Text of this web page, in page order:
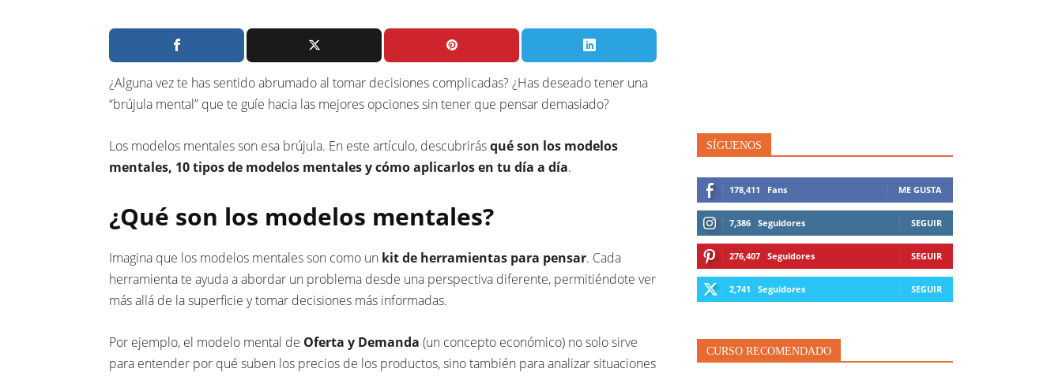
¿Alguna vez te has sentido abrumado al tomar decisiones complicadas? ¿Has deseado tener una
“brújula mental” que te guíe hacia las mejores opciones sin tener que pensar demasiado?
Los modelos mentales son esa brújula. En este artículo, descubrirásqué son los modelos
mentales, 10 tipos de modelos mentales y cómo aplicarlos en tu día a día.
¿Qué son los modelos mentales?
Imagina que los modelos mentales son como un kit de herramientas para pensar. Cada
herramienta te ayuda a abordar un problema desde una perspectiva diferente, permitiéndote ver
más allá de la superficie y tomar decisiones más informadas.
Por ejemplo, el modelo mental de Oferta y Demanda (un concepto económico) no solo sirve
para entender por qué suben los precios de los productos, sino también para analizar situaciones
SÍGUENOS
178,411 Fans ME GUSTA
7,386 Seguidores SEGUIR
276,407 Seguidores SEGUIR
2,741 Seguidores SEGUIR
CURSO RECOMENDADO